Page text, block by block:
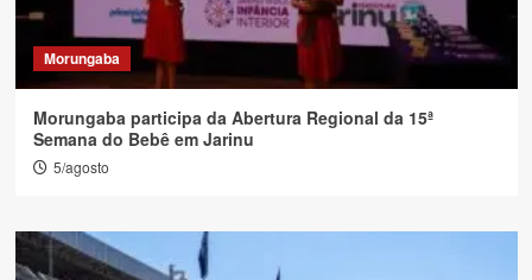
Morungaba
Morungaba participa da Abertura Regional da 15ª
Semana do Bebê em Jarinu
5/agosto